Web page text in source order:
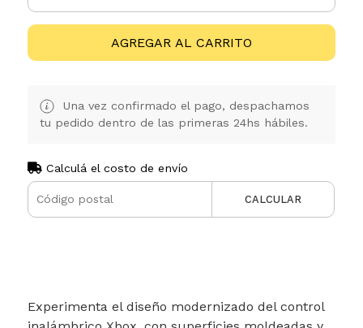
AGREGAR AL CARRITO
Una vez confirmado el pago, despachamos
tu pedido dentro de las primeras 24hs hábiles.
Calculá el costo de envío
CALCULAR
Experimenta el diseño modernizado del control